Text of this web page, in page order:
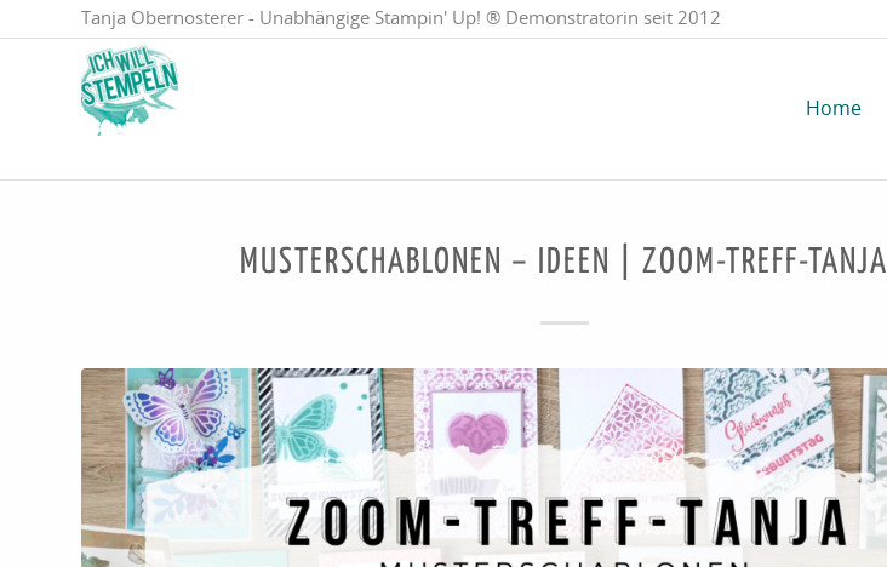
Tanja Obernosterer - Unabhängige Stampin' Up! ® Demonstratorin seit 2012
Home
MUSTERSCHABLONEN – IDEEN | ZOOM-TREFF-TANJA